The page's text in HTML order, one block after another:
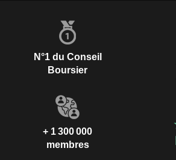
N°1 du Conseil
Boursier
+ 1 300 000
membres